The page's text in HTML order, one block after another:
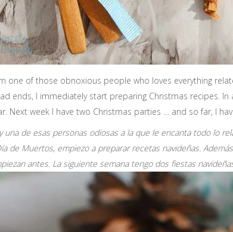
one of those obnoxious people who loves everything
ends, I immediately start preparing Christmas recipes.
Next week I have two Christmas parties … and so far, I
una de esas personas odiosas a la que le encanta todo lo
de Muertos, empiezo a preparar recetas navideñas.
antes. La siguiente semana tengo dos fiestas